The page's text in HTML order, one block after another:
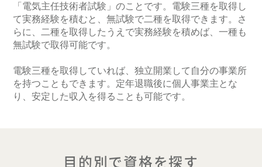
「電気主任技術者試験」のことです。電験三種を取得し
て実務経験を積むと、無試験で二種を取得できます。さ
らに、二種を取得したうえで実務経験を積めば、一種も
無試験で取得可能です。
電験三種を取得していれば、独立開業して自分の事業所
を持つこともできます。定年退職後に個人事業主とな
り、安定した収入を得ることも可能です。
目的別で資格を探す